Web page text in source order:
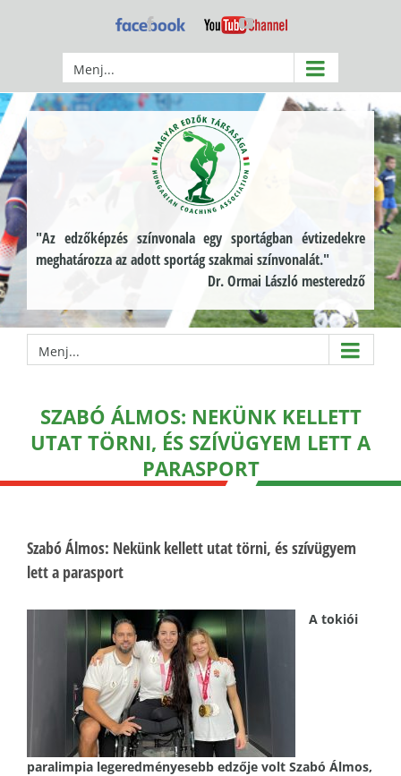
Facebook YouTube
Menj...
"Az edzőképzés színvonala egy sportágban évtizedekre
meghatározza az adott sportág szakmai színvonalát."
Dr. Ormai László mesteredző
Menj...
SZABÓ ÁLMOS: NEKÜNK KELLETT
UTAT TÖRNI, ÉS SZÍVÜGYEM LETT A
PARASPORT
Szabó Álmos: Nekünk kellett utat törni, és szívügyem
lett a parasport
A tokiói
paralimpia legeredményesebb edzője volt Szabó Álmos,